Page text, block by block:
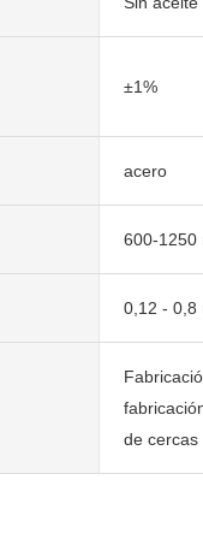
±1%
acero
600-1250
0,12 - 0,8
de cercas